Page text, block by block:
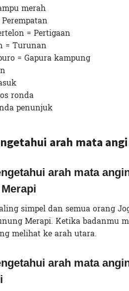
merah
= Pertigaan
= Turunan
= Gapura kampung
ronda
penunjuk
arah mata
arah mata
simpel dan semua orang
Merapi. Ketika badanmu
melihat ke arah utara.
arah mata